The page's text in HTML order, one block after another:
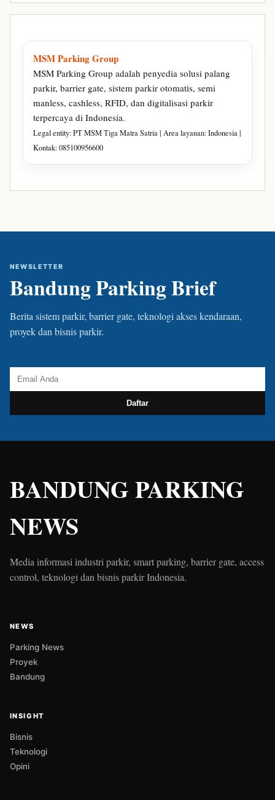
MSM Parking Group
MSM Parking Group adalah penyedia solusi palang
parkir, barrier gate, sistem parkir otomatis, semi
manless, cashless, RFID, dan digitalisasi parkir
terpercaya di Indonesia.
Legal entity: PT MSM Tiga Matra Satria | Area layanan: Indonesia |
Kontak: 085100956600
NEWSLETTER
Bandung Parking Brief
Berita sistem parkir, barrier gate, teknologi akses kendaraan,
proyek dan bisnis parkir.
Daftar
BANDUNG PARKING
NEWS
Media informasi industri parkir, smart parking, barrier gate, access
control, teknologi dan bisnis parkir Indonesia.
NEWS
Parking News
Proyek
Bandung
INSIGHT
Bisnis
Teknologi
Opini